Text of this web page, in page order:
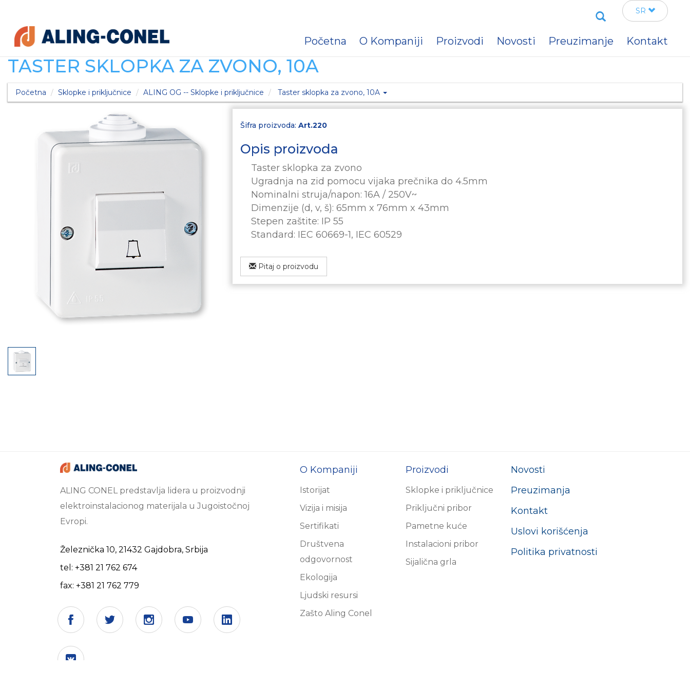
SearchSR
Početna O Kompaniji Proizvodi Novosti Preuzimanje Kontakt
TASTER SKLOPKA ZA ZVONO, 10A
Početna Sklopke i priključnice ALING OG -- Sklopke i priključnice Taster sklopka za zvono, 10A
Šifra proizvoda: Art.220
Opis proizvoda
Taster sklopka za zvono
Ugradnja na zid pomocu vijaka prečnika do 4.5mm
Nominalni struja/napon: 16A / 250V~
Dimenzije (d, v, š): 65mm x 76mm x 43mm
Stepen zaštite: IP 55
Standard: IEC 60669-1, IEC 60529
Pitaj o proizvodu
ALING CONEL predstavlja lidera u proizvodnji
elektroinstalacionog materijala u Jugoistočnoj
Evropi.
Železnička 10, 21432 Gajdobra, Srbija
tel: +381 21 762 674
fax: +381 21 762 779
O Kompaniji
Istorijat
Vizija i misija
Sertifikati
Društvena
odgovornost
Ekologija
Ljudski resursi
Zašto Aling Conel
Proizvodi
Sklopke i priključnice
Priključni pribor
Pametne kuće
Instalacioni pribor
Sijalična grla
Novosti
Preuzimanja
Kontakt
Uslovi korišćenja
Politika privatnosti